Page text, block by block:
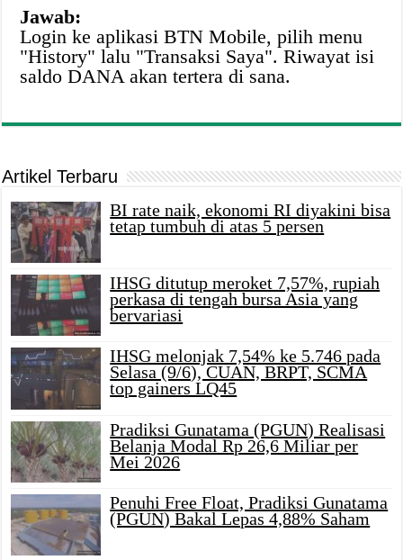
Jawab:
Login ke aplikasi BTN Mobile, pilih menu
"History" lalu "Transaksi Saya". Riwayat isi
saldo DANA akan tertera di sana.
Artikel Terbaru
BI rate naik, ekonomi RI diyakini bisa
tetap tumbuh di atas 5 persen
IHSG ditutup meroket 7,57%, rupiah
perkasa di tengah bursa Asia yang
bervariasi
IHSG melonjak 7,54% ke 5.746 pada
Selasa (9/6), CUAN, BRPT, SCMA
top gainers LQ45
Pradiksi Gunatama (PGUN) Realisasi
Belanja Modal Rp 26,6 Miliar per
Mei 2026
Penuhi Free Float, Pradiksi Gunatama
(PGUN) Bakal Lepas 4,88% Saham